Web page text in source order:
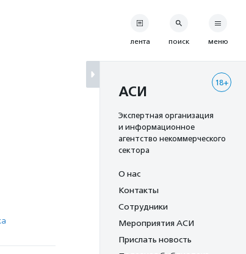
лента поиск меню
18+
АСИ
Экспертная организация
и информационное
агентство некоммерческого
сектора
О нас
Контакты
Сотрудники
Мероприятия АСИ
Прислать новость